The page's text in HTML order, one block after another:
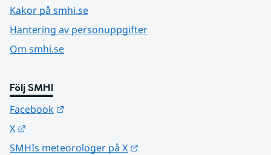
Kakor på smhi.se
Hantering av personuppgifter
Om smhi.se
Följ SMHI
Facebook
X
SMHIs meteorologer på X